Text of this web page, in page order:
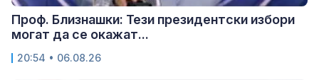
Проф. Близнашки: Тези президентски избори
могат да се окажат...
20:54 • 06.08.26